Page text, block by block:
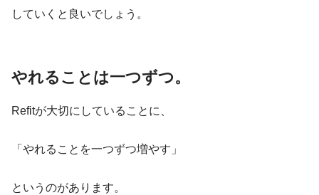
していくと良いでしょう。
やれることは一つずつ。
Refitが大切にしていることに、
「やれることを一つずつ増やす」
というのがあります。